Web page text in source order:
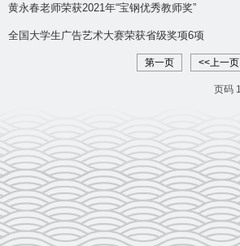
知
黄永春老师荣获2021年“宝钢优秀教师奖”
全国大学生广告艺术大赛荣获省级奖项6项
第一页 <<上一页
页码 1